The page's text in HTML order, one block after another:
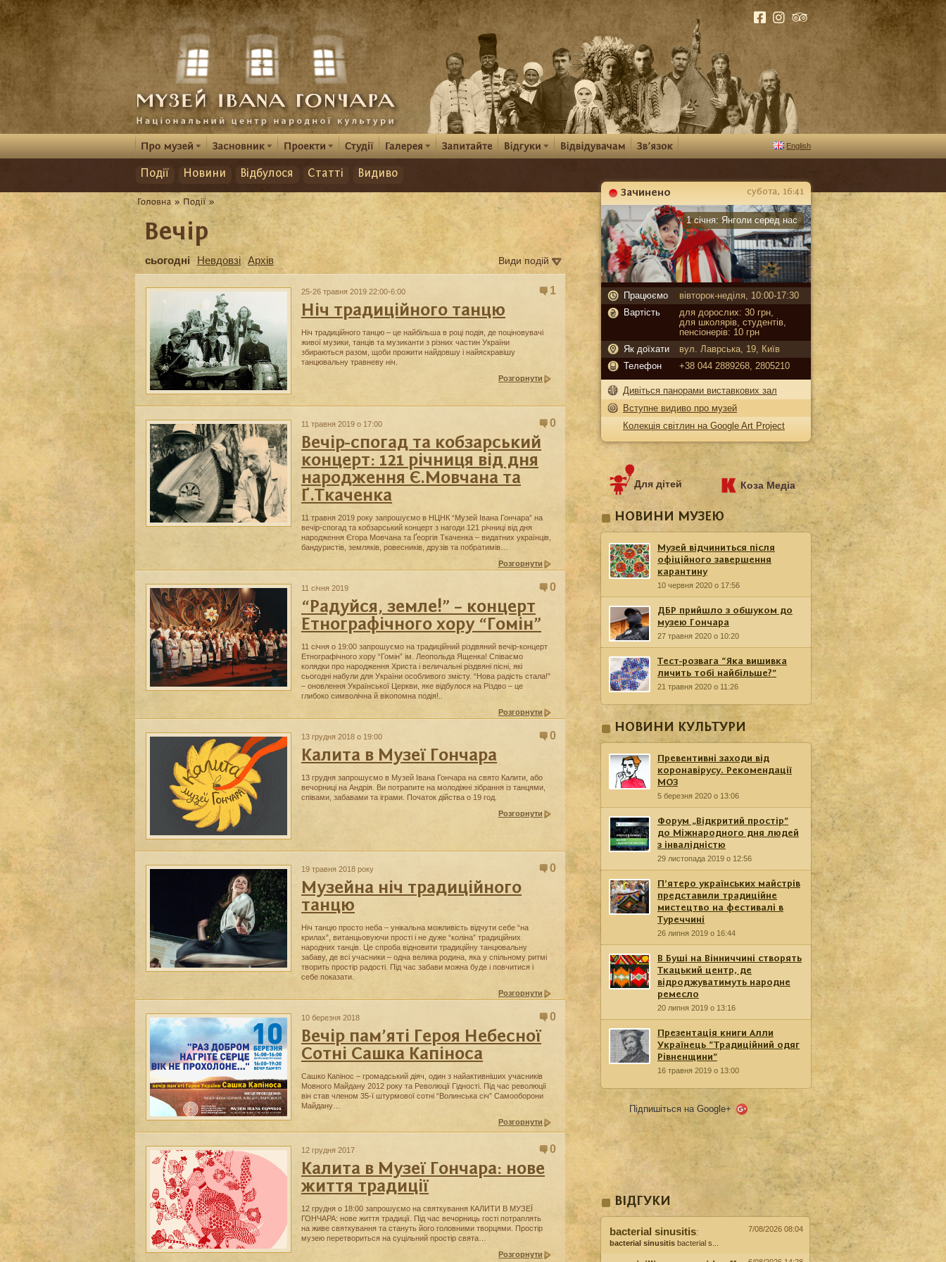
English
Події Новини Відбулося Статті Видиво
Вечір
Види подій
сьогодні Невдовзі Архів
25-26 травня 2019 22:00-6:00 1
Ніч традиційного танцю
Ніч традиційного танцю – це найбільша в році подія, де поціновувачі
живої музики, танців та музиканти з різних частин України
збираються разом, щоби прожити найдовшу і найяскравішу
танцювальну травневу ніч.
Розгорнути
11 травня 2019 о 17:00 0
Вечір-спогад та кобзарський
концерт: 121 річниця від дня
народження Є.Мовчана та
Ґ.Ткаченка
11 травня 2019 року запрошуємо в НЦНК “Музей Івана Гончара” на
вечір-спогад та кобзарський концерт з нагоди 121 річниці від дня
народження Єгора Мовчана та Ґеоргія Ткаченка – видатних українців,
бандуристів, земляків, ровесників, друзів та побратимів…
Розгорнути
11 січня 2019 0
“Радуйся, земле!” – концерт
Етнографічного хору “Гомін”
11 січня о 19:00 запрошуємо на традиційний різдвяний вечір-концерт
Етнографічного хору “Гомін” ім. Леопольда Ященка! Співаємо
колядки про народження Христа і величальні різдвяні пісні, які
сьогодні набули для України особливого змісту. “Нова радість стала!”
– оновлення Української Церкви, яке відбулося на Різдво – це
глибоко символічна й вікопомна подія!..
Розгорнути
13 грудня 2018 о 19:00 0
Калита в Музеї Гончара
13 грудня запрошуємо в Музей Івана Гончара на свято Калити, або
вечорниці на Андрія. Ви потрапите на молодіжні зібрання із танцями,
співами, забавами та іграми. Початок дійства о 19 год.
Розгорнути
19 травня 2018 року 0
Музейна ніч традиційного
танцю
Ніч танцю просто неба – унікальна можливість відчути себе “на
крилах”, витанцьовуючи прості і не дуже “коліна” традиційних
народних танців. Це спроба відновити традиційну танцювальну
забаву, де всі учасники – одна велика родина, яка у спільному ритмі
творить простір радості. Під час забави можна буде і повчитися і
себе показати.
Розгорнути
10 березня 2018 0
Вечір пам’яті Героя Небесної
Сотні Сашка Капіноса
Сашко Капінос – громадський діяч, один з найактивніших учасників
Мовного Майдану 2012 року та Революції Гідності. Під час революції
він став членом 35-ї штурмової сотні “Волинська січ” Самооборони
Майдану…
Розгорнути
12 грудня 2017 0
Калита в Музеї Гончара: нове
життя традиції
12 грудня о 18:00 запрошуємо на святкування КАЛИТИ В МУЗЕЇ
ГОНЧАРА: нове життя традиції. Під час вечорниць гості потраплять
на живе святкування та стануть його головними творцями. Простір
музею перетвориться на суцільний простір свята…
Розгорнути
Зачинено
Карантин
субота, 16:41
1 січня: Янголи серед нас
Працюємо
вівторок-неділя, 10:00-17:30
Вартість
для дорослих: 30 грн,
для школярів, студентів,
пенсіонерів: 10 грн
Як доїхати
вул. Лаврська, 19, Київ
Телефон
+38 044 2889268, 2805210
Дивіться панорами виставкових зал
Вступне видиво про музей
Колекція світлин на Google Art Project
Для дітей Коза Медіа
НОВИНИ МУЗЕЮ
Музей відчиниться після
офіційного завершення
карантину
10 червня 2020 о 17:56
ДБР прийшло з обшуком до
музею Гончара
27 травня 2020 о 10:20
Тест-розвага “Яка вишивка
личить тобі найбільше?”
21 травня 2020 о 11:26
НОВИНИ КУЛЬТУРИ
Превентивні заходи від
коронавірусу. Рекомендації
МОЗ
5 березня 2020 о 13:06
Форум „Відкритий простір”
до Міжнародного дня людей
з інвалідністю
29 листопада 2019 о 12:56
П’ятеро українських майстрів
представили традиційне
мистецтво на фестивалі в
Туреччині
26 липня 2019 о 16:44
В Буші на Вінниччині створять
Ткацький центр, де
відроджуватимуть народне
ремесло
20 липня 2019 о 13:16
Презентація книги Алли
Українець “Традиційний одяг
Рівненщини”
16 травня 2019 о 13:00
Підпишіться на Google+
ВІДГУКИ
bacterial sinusitis:
bacterial sinusitis bacterial s...
7/08/2026 08:04